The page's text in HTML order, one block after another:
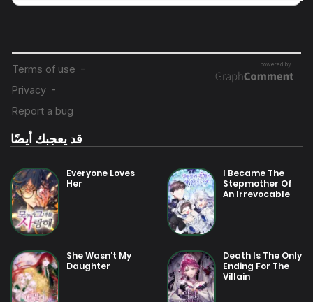
7 أغسطس 2025
7 أغسطس 2025
7 أغسطس 2025
فصل 43 7 أغسطس 2025
قد يعجبك أيضًا
I Became The
Stepmother Of
An Irrevocable
Everyone Loves
Her
Death Is The Only
Ending For The
Villain
She Wasn’t My
Daughter